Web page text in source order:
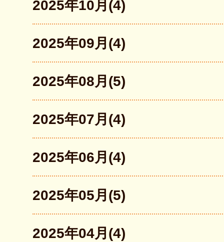
2025年10月(4)
2025年09月(4)
2025年08月(5)
2025年07月(4)
2025年06月(4)
2025年05月(5)
2025年04月(4)